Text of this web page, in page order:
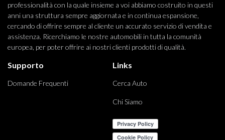
professionalità con la quale insieme a voi abbiamo costruito in questi
anni una struttura sempre aggiornata e in continua espansione,
cercando di offrire sempre al cliente un accurato servizio di vendita e
assistenza. Ricerchiamo le nostre automobili in tutta la comunità
europea, per poter offrire ai nostri clienti prodotti di qualità.
Supporto
Domande Frequenti
Links
Cerca Auto
Chi Siamo